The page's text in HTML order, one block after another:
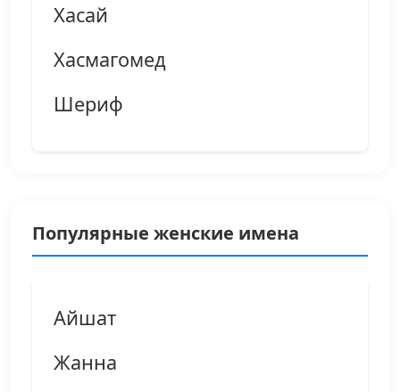
Хасай
Хасмагомед
Шериф
Популярные женские имена
Айшат
Жанна